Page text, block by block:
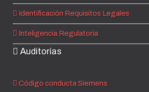
Identificación Requisitos Legales
Inteligencia Regulatoria
Auditorías
Código conducta Siemens